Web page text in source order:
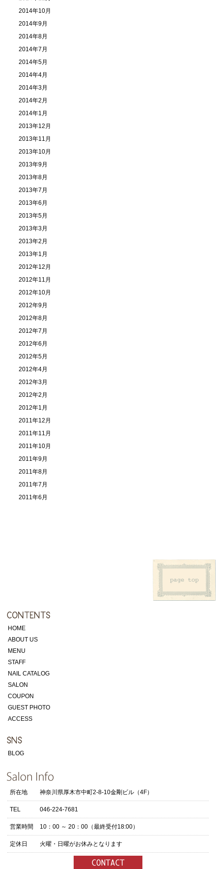
2014年10月
2014年9月
2014年8月
2014年7月
2014年5月
2014年4月
2014年3月
2014年2月
2014年1月
2013年12月
2013年11月
2013年10月
2013年9月
2013年8月
2013年7月
2013年6月
2013年5月
2013年3月
2013年2月
2013年1月
2012年12月
2012年11月
2012年10月
2012年9月
2012年8月
2012年7月
2012年6月
2012年5月
2012年4月
2012年3月
2012年2月
2012年1月
2011年12月
2011年11月
2011年10月
2011年9月
2011年8月
2011年7月
2011年6月
HOME
ABOUT US
MENU
STAFF
NAIL CATALOG
SALON
COUPON
GUEST PHOTO
ACCESS
BLOG
所在地 神奈川県厚木市中町2-8-10金剛ビル（4F）
TEL 046-224-7681
営業時間 10：00 ～ 20：00（最終受付18:00）
定休日 火曜・日曜がお休みとなります